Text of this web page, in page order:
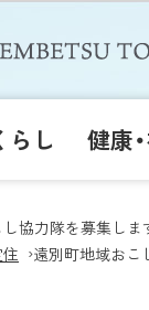
らし 健康
協力隊を募集しま
›遠別町地域おこ